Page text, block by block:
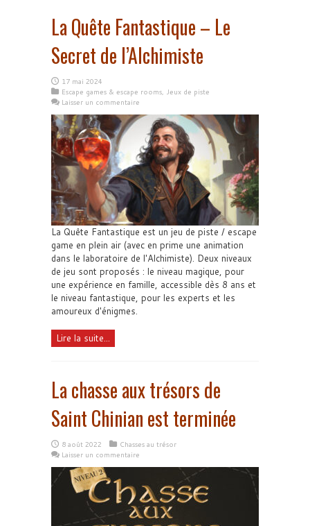
La Quête Fantastique – Le
Secret de l’Alchimiste
17 mai 2024
Escape games & escape rooms, Jeux de piste
Laisser un commentaire
La Quête Fantastique est un jeu de piste / escape
game en plein air (avec en prime une animation
dans le laboratoire de l'Alchimiste). Deux niveaux
de jeu sont proposés : le niveau magique, pour
une expérience en famille, accessible dès 8 ans et
le niveau fantastique, pour les experts et les
amoureux d'énigmes.
Lire la suite...
La chasse aux trésors de
Saint Chinian est terminée
8 août 2022
Chasses au trésor
Laisser un commentaire